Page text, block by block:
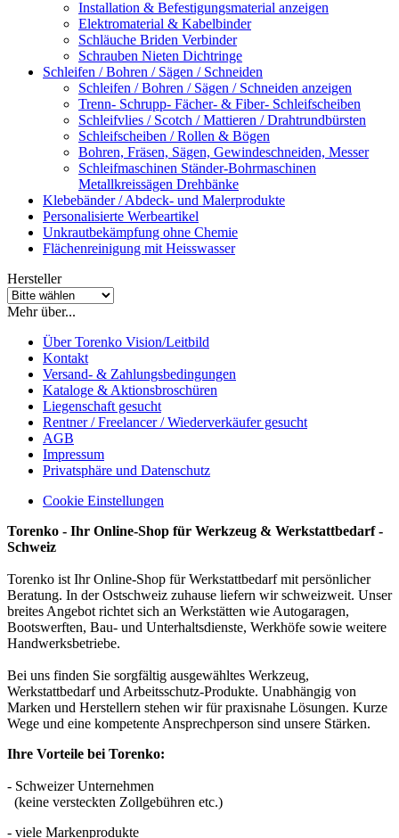
Installation & Befestigungsmaterial anzeigen
Elektromaterial & Kabelbinder
Schläuche Briden Verbinder
Schrauben Nieten Dichtringe
Schleifen / Bohren / Sägen / Schneiden
Schleifen / Bohren / Sägen / Schneiden anzeigen
Trenn- Schrupp- Fächer- & Fiber- Schleifscheiben
Schleifvlies / Scotch / Mattieren / Drahtrundbürsten
Schleifscheiben / Rollen & Bögen
Bohren, Fräsen, Sägen, Gewindeschneiden, Messer
Schleifmaschinen Ständer-Bohrmaschinen
Metallkreissägen Drehbänke
Klebebänder / Abdeck- und Malerprodukte
Personalisierte Werbeartikel
Unkrautbekämpfung ohne Chemie
Flächenreinigung mit Heisswasser
Hersteller
Mehr über...
Über Torenko Vision/Leitbild
Kontakt
Versand- & Zahlungsbedingungen
Kataloge & Aktionsbroschüren
Liegenschaft gesucht
Rentner / Freelancer / Wiederverkäufer gesucht
AGB
Impressum
Privatsphäre und Datenschutz
Cookie Einstellungen
Torenko - Ihr Online-Shop für Werkzeug & Werkstattbedarf -
Schweiz
Torenko ist Ihr Online-Shop für Werkstattbedarf mit persönlicher
Beratung. In der Ostschweiz zuhause liefern wir schweizweit. Unser
breites Angebot richtet sich an Werkstätten wie Autogaragen,
Bootswerften, Bau- und Unterhaltsdienste, Werkhöfe sowie weitere
Handwerksbetriebe.
Bei uns finden Sie sorgfältig ausgewähltes Werkzeug,
Werkstattbedarf und Arbeitsschutz-Produkte. Unabhängig von
Marken und Herstellern stehen wir für praxisnahe Lösungen. Kurze
Wege und eine kompetente Ansprechperson sind unsere Stärken.
Ihre Vorteile bei Torenko:
- Schweizer Unternehmen
(keine versteckten Zollgebühren etc.)
- viele Markenprodukte